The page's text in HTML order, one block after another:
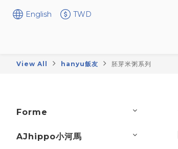
English TWD
View All hanyu飯友 胚芽米粥系列
Forme
AJhippo小河馬